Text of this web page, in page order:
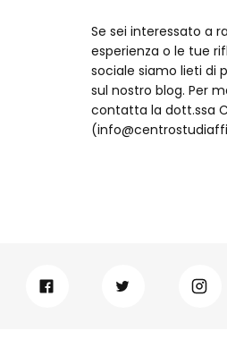
Se sei interessato a
esperienza o le tue
sociale siamo lieti di
sul nostro blog. Per
contatta la dott.ssa